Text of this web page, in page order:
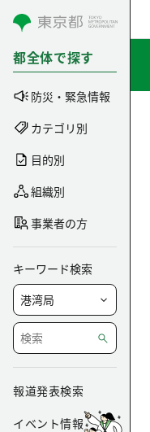
コンテンツにスキップ
都全体で探す
防災・緊急情報
カテゴリ別
目的別
組織別
事業者の方
キーワード検索
報道発表検索
イベント情報